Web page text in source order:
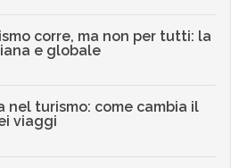
corre, ma non per tutti: la
e globale
nel turismo: come cambia il
viaggi